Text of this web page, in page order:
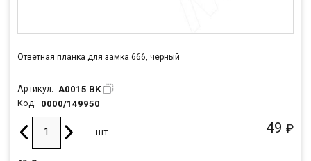
Ответная планка для замка 666, черный
Артикул: A0015 BK
Код: 0000/149950
49 ₽
шт